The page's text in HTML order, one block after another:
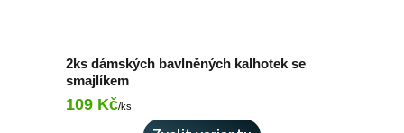
2ks dámských bavlněných kalhotek se
smajlíkem
109 Kč/ks